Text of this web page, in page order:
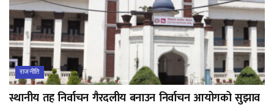
राजनीति
स्थानीय तह निर्वाचन गैरदलीय बनाउन निर्वाचन आयोगको सुझाव